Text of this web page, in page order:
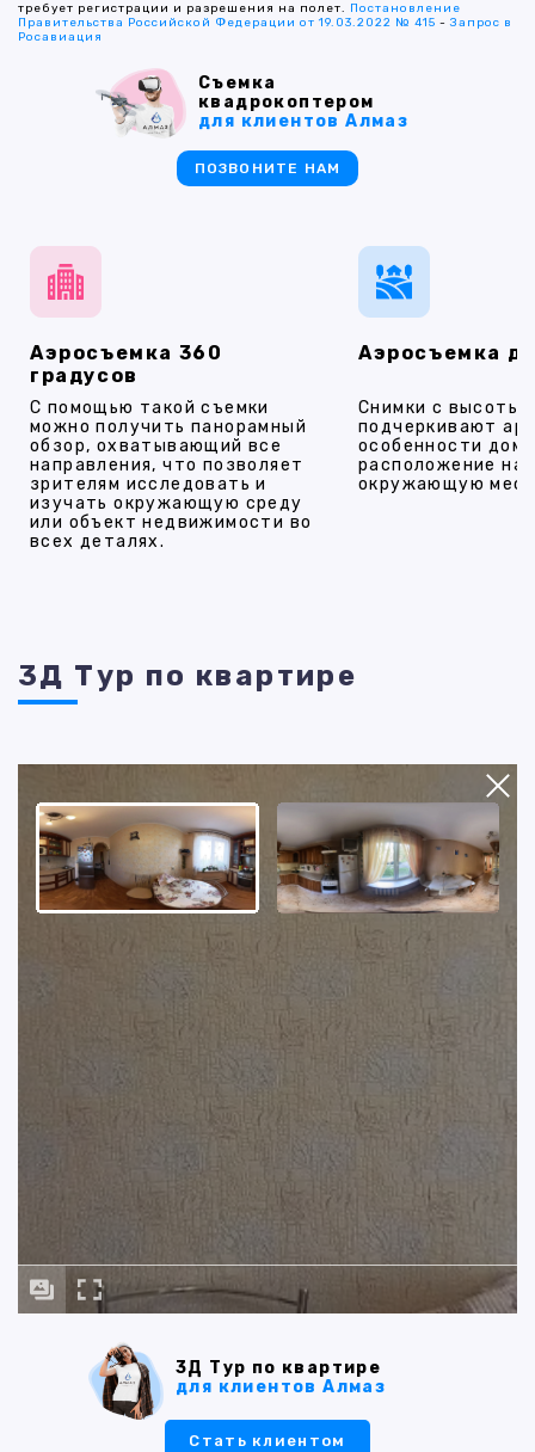
Аэросъемка 360
градусов
С помощью такой съемки
можно получить панорамный
обзор, охватывающий все
направления, что позволяет
зрителям исследовать и
изучать окружающую среду
или объект недвижимости во
всех деталях.
Аэросъемка
Снимки с высоты
подчеркивают
особенности
расположение на
окружающую
требует регистрации и разрешения на полет. Постановление
Правительства Российской Федерации от 19.03.2022 № 415 -Запрос в
Росавиация
Съемка
квадрокоптером
для клиентов Алмаз
ПОЗВОНИТЕ НАМ
3Д Тур по квартире
3Д Тур по квартире
для клиентов Алмаз
Стать клиентом